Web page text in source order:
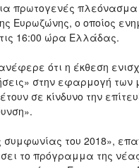
πρωτογενές
Ευρωζώνης, ο οποίος
16:00 ώρα Ελλάδας.
ότι η έκθεση
στην εφαρμογή
σε κίνδυνο την
συμφωνίας του 2018»,
το πρόγραμμα της